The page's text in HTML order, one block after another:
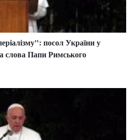
посол України у
слова Папи Римського